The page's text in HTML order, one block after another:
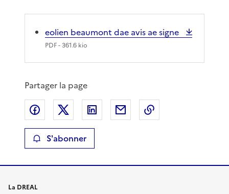
eolien beaumont dae avis ae signe
PDF- 361.6 kio
Partager la page
Partager sur Facebook
Partager sur XPartager sur LinkedIn
Partager par email
S'abonner
La DREAL